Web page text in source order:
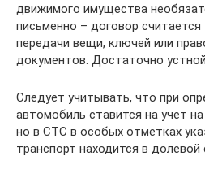
движимого имущества
письменно – договор
передачи вещи, ключей или
документов. Достаточно
Следует учитывать, что при
автомобиль ставится на учет
но в СТС в особых отметках
транспорт находится в долевой